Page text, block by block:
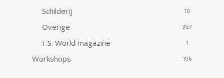
Schilderij 10
Overige 357
F.S. World magazine 1
Workshops 106